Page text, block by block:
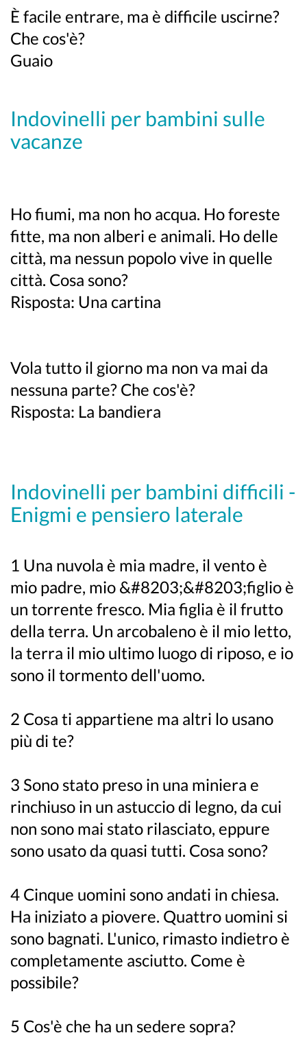
È facile entrare, ma è difficile uscirne?
Che cos'è?
Guaio
Indovinelli per bambini sulle
vacanze
Ho fiumi, ma non ho acqua. Ho foreste
fitte, ma non alberi e animali. Ho delle
città, ma nessun popolo vive in quelle
città. Cosa sono?
Risposta: Una cartina
Vola tutto il giorno ma non va mai da
nessuna parte? Che cos'è?
Risposta: La bandiera
Indovinelli per bambini difficili -
Enigmi e pensiero laterale
1 Una nuvola è mia madre, il vento è
mio padre, mio &#8203;&#8203;figlio è
un torrente fresco. Mia figlia è il frutto
della terra. Un arcobaleno è il mio letto,
la terra il mio ultimo luogo di riposo, e io
sono il tormento dell'uomo.
2 Cosa ti appartiene ma altri lo usano
più di te?
3 Sono stato preso in una miniera e
rinchiuso in un astuccio di legno, da cui
non sono mai stato rilasciato, eppure
sono usato da quasi tutti. Cosa sono?
4 Cinque uomini sono andati in chiesa.
Ha iniziato a piovere. Quattro uomini si
sono bagnati. L'unico, rimasto indietro è
completamente asciutto. Come è
possibile?
5 Cos'è che ha un sedere sopra?